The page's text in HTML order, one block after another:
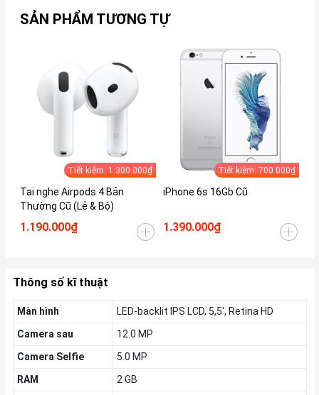
SẢN PHẨM TƯƠNG TỰ
Tiết kiệm: 1.300.000₫
Tai nghe Airpods 4 Bản
Thường Cũ (Lẻ & Bộ)
1.190.000₫
Tiết kiệm: 700.000₫
iPhone 6s 16Gb Cũ
1.390.000₫
Thông số kĩ thuật
Màn hình
LED-backlit IPS LCD, 5,5', Retina HD
Camera sau
12.0 MP
Camera Selfie
5.0 MP
RAM
2 GB